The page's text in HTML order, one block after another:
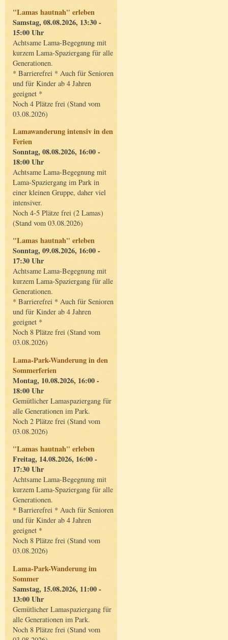
"Lamas hautnah" erleben
Samstag, 08.08.2026, 13:30 -
15:00 Uhr
Achtsame Lama-Begegnung mit
kurzem Lama-Spaziergang für alle
Generationen.
* Barrierefrei * Auch für Senioren
und für Kinder ab 4 Jahren
geeignet *
Noch 4 Plätze frei (Stand vom
03.08.2026)
Lamawanderung intensiv in den
Ferien
Sonntag, 08.08.2026, 16:00 -
18:00 Uhr
Achtsame Lama-Begegnung mit
Lama-Spaziergang im Park in
einer kleinen Gruppe, daher viel
intensiver.
Noch 4-5 Plätze frei (2 Lamas)
(Stand vom 03.08.2026)
"Lamas hautnah" erleben
Sonntag, 09.08.2026, 16:00 -
17:30 Uhr
Achtsame Lama-Begegnung mit
kurzem Lama-Spaziergang für alle
Generationen.
* Barrierefrei * Auch für Senioren
und für Kinder ab 4 Jahren
geeignet *
Noch 8 Plätze frei (Stand vom
03.08.2026)
Lama-Park-Wanderung in den
Sommerferien
Montag, 10.08.2026, 16:00 -
18:00 Uhr
Gemütlicher Lamaspaziergang für
alle Generationen im Park.
Noch 2 Plätze frei (Stand vom
03.08.2026)
"Lamas hautnah" erleben
Freitag, 14.08.2026, 16:00 -
17:30 Uhr
Achtsame Lama-Begegnung mit
kurzem Lama-Spaziergang für alle
Generationen.
* Barrierefrei * Auch für Senioren
und für Kinder ab 4 Jahren
geeignet *
Noch 8 Plätze frei (Stand vom
03.08.2026)
Lama-Park-Wanderung im
Sommer
Samstag, 15.08.2026, 11:00 -
13:00 Uhr
Gemütlicher Lamaspaziergang für
alle Generationen im Park.
Noch 8 Plätze frei (Stand vom